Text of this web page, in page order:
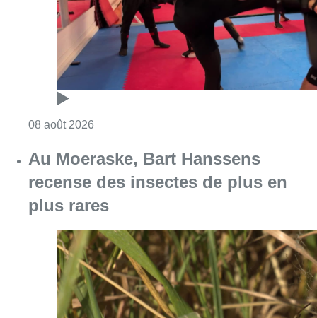
08 août 2026
Au Moeraske, Bart Hanssens
recense des insectes de plus en
plus rares